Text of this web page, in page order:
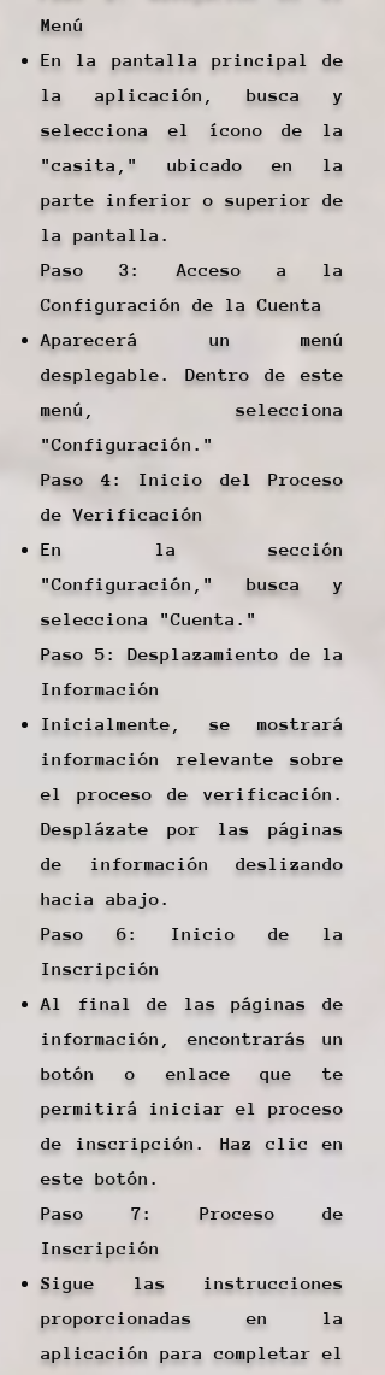
Menú
En la pantalla principal de
la aplicación, busca y
selecciona el ícono de la
"casita," ubicado en la
parte inferior o superior de
la pantalla.
Paso 3: Acceso a la
Configuración de la Cuenta
Aparecerá un menú
desplegable. Dentro de este
menú, selecciona
"Configuración."
Paso 4: Inicio del Proceso
de Verificación
En la sección
"Configuración," busca y
selecciona "Cuenta."
Paso 5: Desplazamiento de la
Información
Inicialmente, se mostrará
información relevante sobre
el proceso de verificación.
Desplázate por las páginas
de información deslizando
hacia abajo.
Paso 6: Inicio de la
Inscripción
Al final de las páginas de
información, encontrarás un
botón o enlace que te
permitirá iniciar el proceso
de inscripción. Haz clic en
este botón.
Paso 7: Proceso de
Inscripción
Sigue las instrucciones
proporcionadas en la
aplicación para completar el